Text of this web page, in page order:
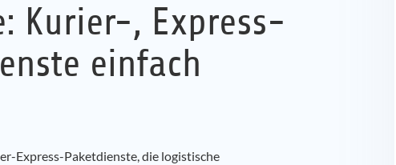
Kurier-, Express-
einfach
Express-Paketdienste, die logistische